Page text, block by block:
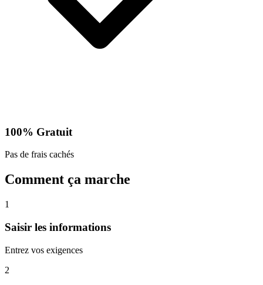
100% Gratuit
Pas de frais cachés
Comment ça marche
1
Saisir les informations
Entrez vos exigences
2